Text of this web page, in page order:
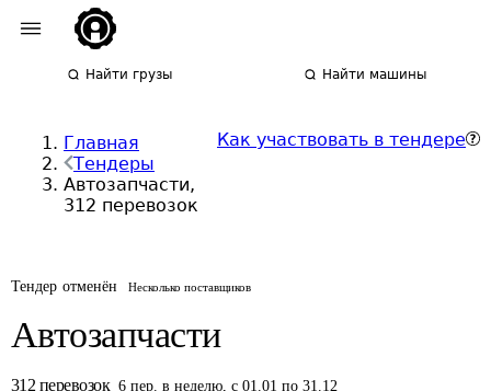
Найти грузы Найти машины
Главная
Тендеры
Автозапчасти,
312 перевозок
Как участвовать в тендере
Тендер отменён Несколько поставщиков
Автозапчасти
312 перевозок 6 пер. в неделю,с 01.01 по 31.12